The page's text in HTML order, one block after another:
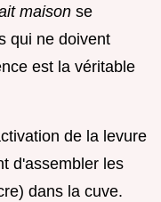
maison se
qui ne doivent
est la véritable
de la levure
d'assembler les
dans la cuve.